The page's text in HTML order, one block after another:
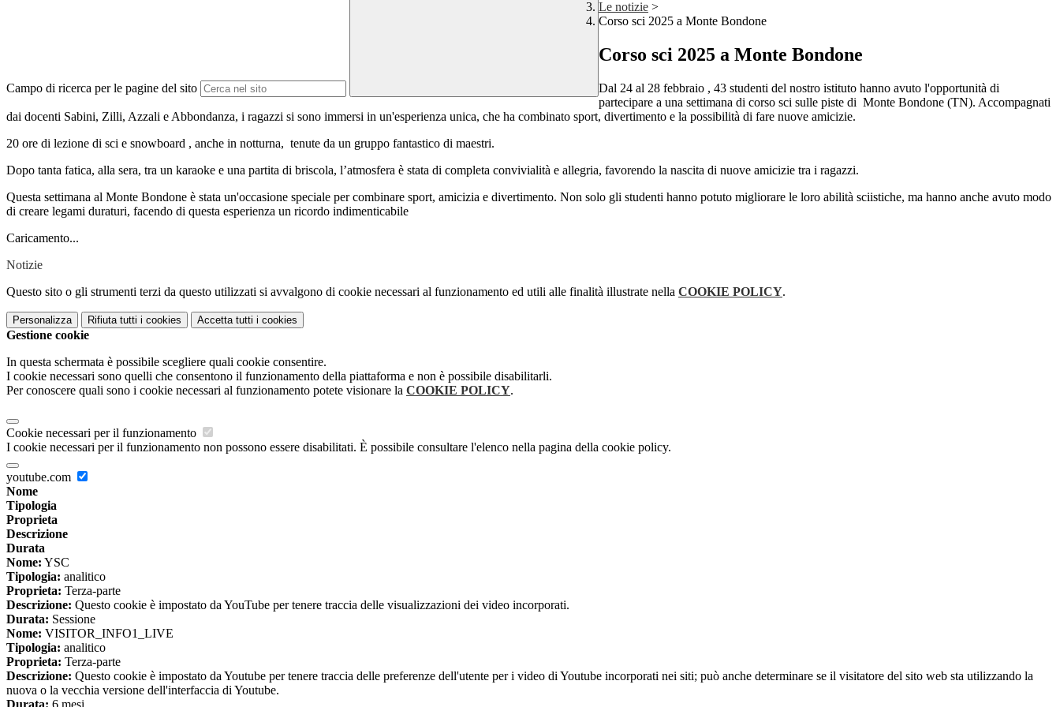
Campo di ricerca per le pagine del sito
Le notizie >
Corso sci 2025 a Monte Bondone
Corso sci 2025 a Monte Bondone
Dal 24 al 28 febbraio , 43 studenti del nostro istituto hanno avuto l'opportunità di
partecipare a una settimana di corso sci sulle piste di Monte Bondone (TN). Accompagnati
dai docenti Sabini, Zilli, Azzali e Abbondanza, i ragazzi si sono immersi in un'esperienza unica, che ha combinato sport, divertimento e la possibilità di fare nuove amicizie.
20 ore di lezione di sci e snowboard , anche in notturna, tenute da un gruppo fantastico di maestri.
Dopo tanta fatica, alla sera, tra un karaoke e una partita di briscola, l’atmosfera è stata di completa convivialità e allegria, favorendo la nascita di nuove amicizie tra i ragazzi.
Questa settimana al Monte Bondone è stata un'occasione speciale per combinare sport, amicizia e divertimento. Non solo gli studenti hanno potuto migliorare le loro abilità sciistiche, ma hanno anche avuto modo
di creare legami duraturi, facendo di questa esperienza un ricordo indimenticabile
Caricamento...
Notizie
Questo sito o gli strumenti terzi da questo utilizzati si avvalgono di cookie necessari al funzionamento ed utili alle finalità illustrate nella COOKIE POLICY.
Personalizza Rifiuta tutti i cookies Accetta tutti i cookies
Gestione cookie
In questa schermata è possibile scegliere quali cookie consentire.
I cookie necessari sono quelli che consentono il funzionamento della piattaforma e non è possibile disabilitarli.
Per conoscere quali sono i cookie necessari al funzionamento potete visionare la COOKIE POLICY.
Cookie necessari per il funzionamento
I cookie necessari per il funzionamento non possono essere disabilitati. È possibile consultare l'elenco nella pagina della cookie policy.
youtube.com
Nome
Tipologia
Proprieta
Descrizione
Durata
Nome: YSC
Tipologia: analitico
Proprieta: Terza-parte
Descrizione: Questo cookie è impostato da YouTube per tenere traccia delle visualizzazioni dei video incorporati.
Durata: Sessione
Nome: VISITOR_INFO1_LIVE
Tipologia: analitico
Proprieta: Terza-parte
Descrizione: Questo cookie è impostato da Youtube per tenere traccia delle preferenze dell'utente per i video di Youtube incorporati nei siti; può anche determinare se il visitatore del sito web sta utilizzando la
nuova o la vecchia versione dell'interfaccia di Youtube.